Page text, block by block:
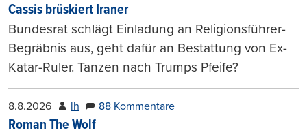
Cassis brüskiert Iraner
Bundesrat schlägt Einladung an Religionsführer-
Begräbnis aus, geht dafür an Bestattung von Ex-
Katar-Ruler. Tanzen nach Trumps Pfeife?
8.8.2026 lh 88 Kommentare
Roman The Wolf